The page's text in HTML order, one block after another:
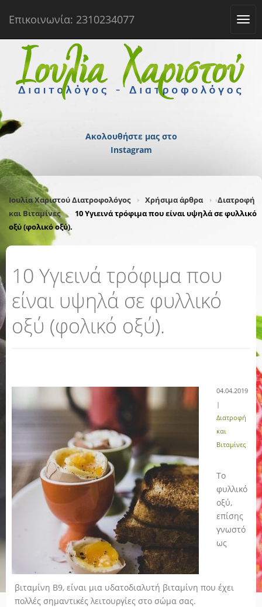
Επικοινωνία: 2310234077
Ακολουθήστε μας στο
Instagram
Ιουλία Χαριστού Διατροφολόγος Χρήσιμα άρθρα
Διατροφή
και Βιταμίνες
10 Υγιεινά τρόφιμα που είναι υψηλά σε φυλλικό
οξύ (φολικό οξύ).
10 Υγιεινά τρόφιμα που
είναι υψηλά σε φυλλικό
οξύ (φολικό οξύ).
04.04.2019
|
Διατροφή
και
Βιταμίνες
Το
φυλλικό
οξύ,
επίσης
γνωστό
ως
βιταμίνη Β9, είναι μια υδατοδιαλυτή βιταμίνη που έχει
πολλές σημαντικές λειτουργίες στο σώμα σας.